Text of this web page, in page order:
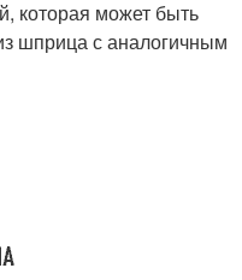
которая может быть
шприца с аналогичным